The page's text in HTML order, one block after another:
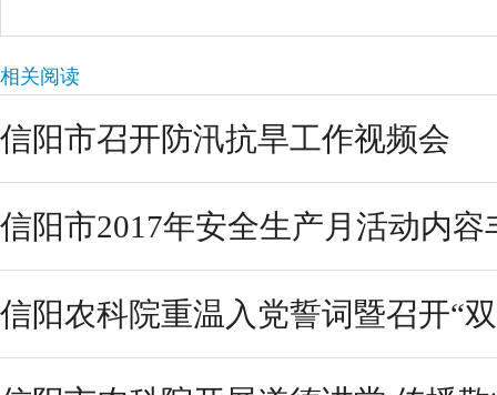
相关阅读
信阳市召开防汛抗旱工作视频会
信阳市2017年安全生产月活动内容
信阳农科院重温入党誓词暨召开“